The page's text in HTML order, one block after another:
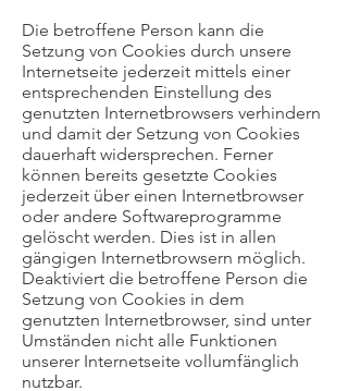
Die betroffene Person kann die
Setzung von Cookies durch unsere
Internetseite jederzeit mittels einer
entsprechenden Einstellung des
genutzten Internetbrowsers verhindern
und damit der Setzung von Cookies
dauerhaft widersprechen. Ferner
können bereits gesetzte Cookies
jederzeit über einen Internetbrowser
oder andere Softwareprogramme
gelöscht werden. Dies ist in allen
gängigen Internetbrowsern möglich.
Deaktiviert die betroffene Person die
Setzung von Cookies in dem
genutzten Internetbrowser, sind unter
Umständen nicht alle Funktionen
unserer Internetseite vollumfänglich
nutzbar.